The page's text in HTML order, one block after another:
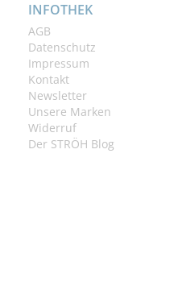
INFOTHEK
AGB
Datenschutz
Impressum
Kontakt
Newsletter
Unsere Marken
Widerruf
Der STRÖH Blog